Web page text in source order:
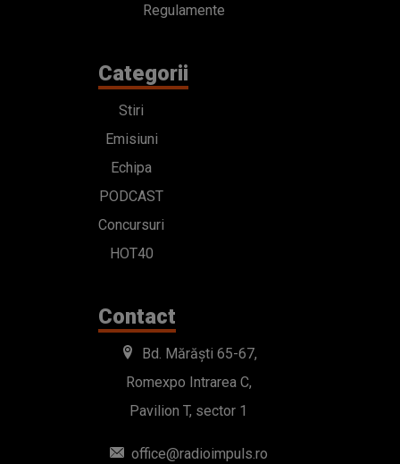
Regulamente
Categorii
Stiri
Emisiuni
Echipa
PODCAST
Concursuri
HOT40
Contact
Bd. Mărăști 65-67,
Romexpo Intrarea C,
Pavilion T, sector 1
office@radioimpuls.ro